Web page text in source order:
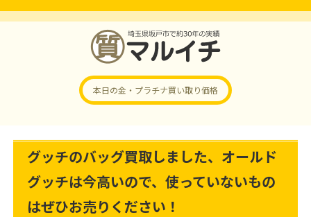
本日の金・プラチナ買い取り価格
グッチのバッグ買取しました、オールド
グッチは今高いので、使っていないもの
はぜひお売りください！